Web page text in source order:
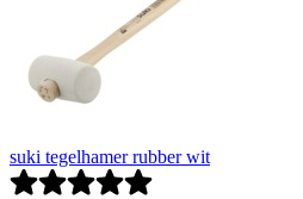
suki tegelhamer rubber wit